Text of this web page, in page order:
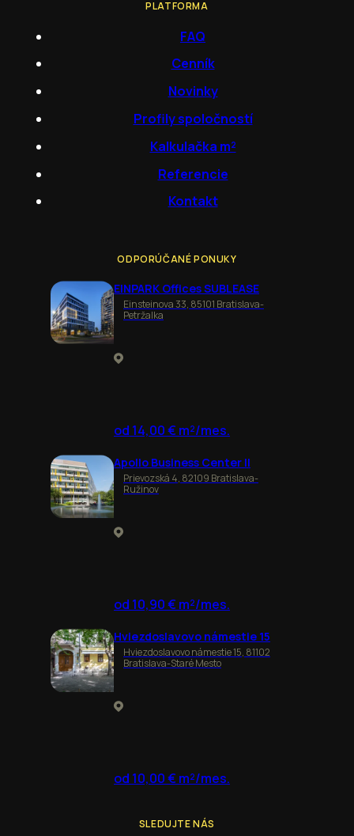
PLATFORMA
FAQ
Cenník
Novinky
Profily spoločností
Kalkulačka m²
Referencie
Kontakt
ODPORÚČANÉ PONUKY
EINPARK Offices SUBLEASE
Einsteinova 33, 85101 Bratislava-
Petržalka
od 14,00 € m²/mes.
Apollo Business Center II
Prievozská 4, 82109 Bratislava-
Ružinov
od 10,90 € m²/mes.
Hviezdoslavovo námestie 15
Hviezdoslavovo námestie 15, 81102
Bratislava-Staré Mesto
od 10,00 € m²/mes.
SLEDUJTE NÁS